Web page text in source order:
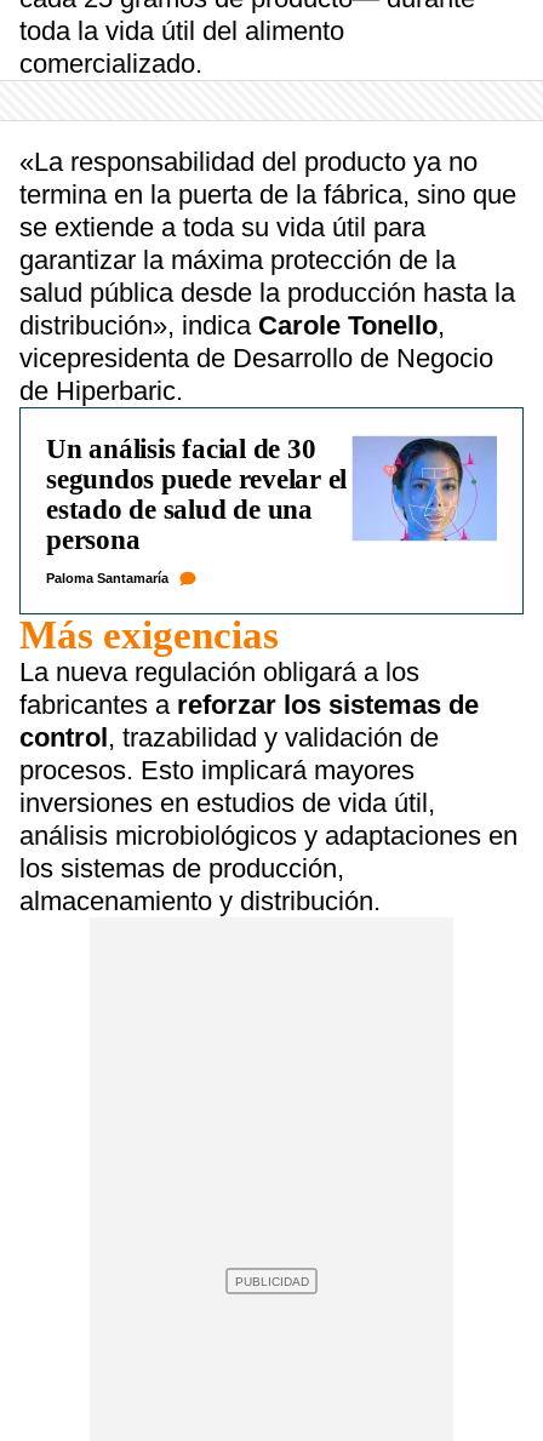
toda la vida útil del alimento
comercializado.
«La responsabilidad del producto ya no
termina en la puerta de la fábrica, sino que
se extiende a toda su vida útil para
garantizar la máxima protección de la
salud pública desde la producción hasta la
distribución», indicaCarole Tonello,
vicepresidenta de Desarrollo de Negocio
de Hiperbaric.
Un análisis facial de 30
segundos puede revelar el
estado de salud de una
persona
Paloma Santamaría
Más exigencias
La nueva regulación obligará a los
fabricantes a reforzar los sistemas de
control , trazabilidad y validación de
procesos. Esto implicará mayores
inversiones en estudios de vida útil,
análisis microbiológicos y adaptaciones en
los sistemas de producción,
almacenamiento y distribución.